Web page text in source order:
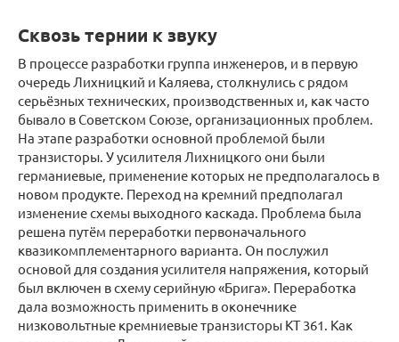
Сквозь тернии к звуку
В процессе разработки группа инженеров, и в первую
очередь Лихницкий и Каляева, столкнулись с рядом
серьёзных технических, производственных и, как часто
бывало в Советском Союзе, организационных проблем.
На этапе разработки основной проблемой были
транзисторы. У усилителя Лихницкого они были
германиевые, применение которых не предполагалось в
новом продукте. Переход на кремний предполагал
изменение схемы выходного каскада. Проблема была
решена путём переработки первоначального
квазикомплементарного варианта. Он послужил
основой для создания усилителя напряжения, который
был включен в схему серийную «Брига». Переработка
дала возможность применить в оконечнике
низковольтные кремниевые транзисторы КТ 361. Как